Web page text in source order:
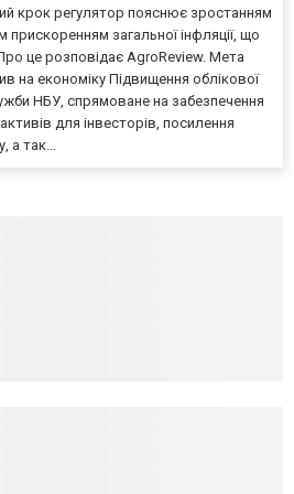
крок регулятор пояснює зростанням
прискоренням загальної інфляції, що
це розповідає AgroReview. Мета
на економіку Підвищення облікової
НБУ, спрямоване на забезпечення
для інвесторів, посилення
а так...